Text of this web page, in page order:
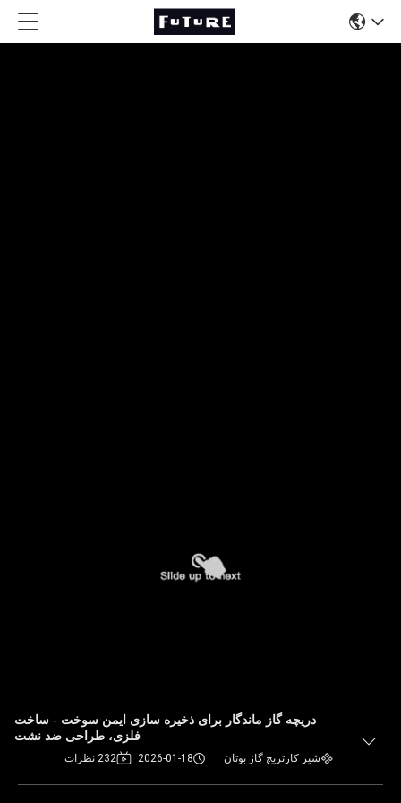
دریچه گاز ماندگار برای ذخیره سازی ایمن سوخت - ساخت
فلزی، طراحی ضد نشت
شیر کارتریج گاز بوتان 2026-01-18 232 نظرات